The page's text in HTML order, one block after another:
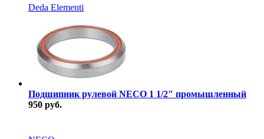
Deda Elementi
Подшипник рулевой NECO 1 1/2" промышленный
950 руб.